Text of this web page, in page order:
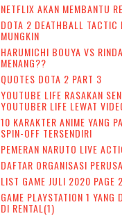
NETFLIX AKAN MEMBANTU
DOTA 2 DEATHBALL TACTIC
MUNGKIN
HARUMICHI BOUYA VS
MENANG??
QUOTES DOTA 2 PART 3
YOUTUBE LIFE RASAKAN
YOUTUBER LIFE LEWAT
10 KARAKTER ANIME YANG
SPIN-OFF TERSENDIRI
PEMERAN NARUTO LIVE
DAFTAR ORGANISASI
LIST GAME JULI 2020 PAGE 2
GAME PLAYSTATION 1 YANG
DI RENTAL(1)